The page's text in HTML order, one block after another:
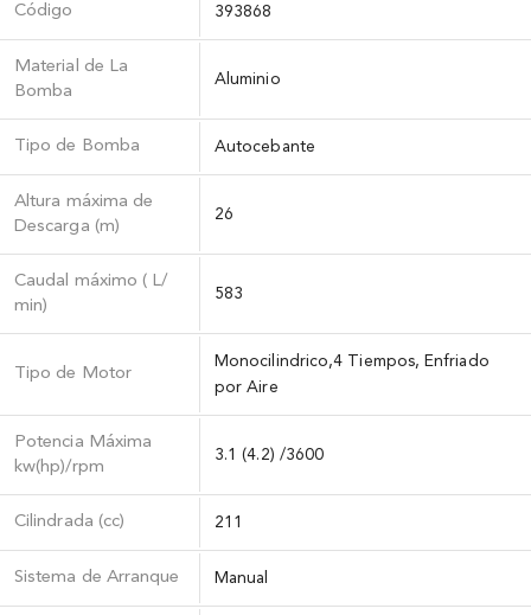
Código 393868
Material de La
Bomba
Aluminio
Tipo de Bomba Autocebante
Altura máxima de
Descarga (m)
26
Caudal máximo ( L/
min)
583
Tipo de Motor
Monocilindrico,4 Tiempos, Enfriado
por Aire
Potencia Máxima
kw(hp)/rpm
3.1 (4.2) /3600
Cilindrada (cc) 211
Sistema de Arranque Manual